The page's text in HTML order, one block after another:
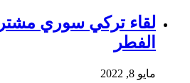
لقاء تركي سوري
الفطر
مايو 8, 2022